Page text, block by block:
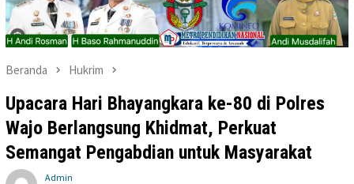
Beranda Hukrim
Upacara Hari Bhayangkara ke-80 di Polres
Wajo Berlangsung Khidmat, Perkuat
Semangat Pengabdian untuk Masyarakat
Admin